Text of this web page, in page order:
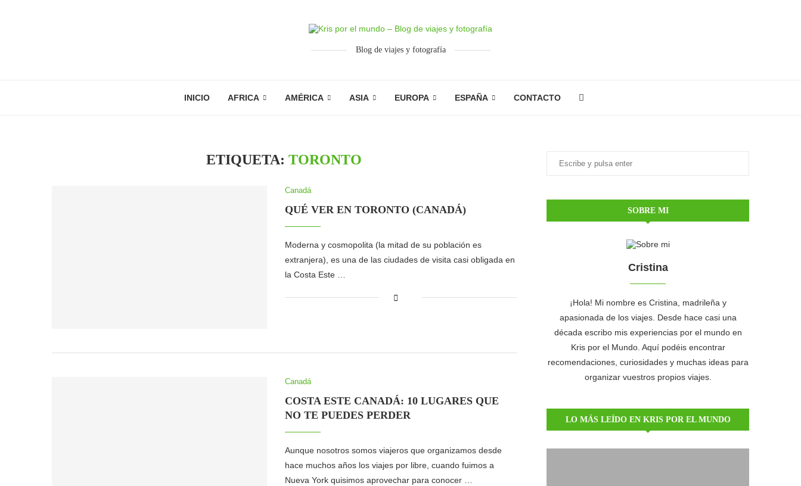
Blog de viajes y fotografía
INICIO AFRICA AMÉRICA ASIA EUROPA ESPAÑA CONTACTO
ETIQUETA:TORONTO
Canadá
QUÉ VER EN TORONTO (CANADÁ)
Moderna y cosmopolita (la mitad de su población es
extranjera), es una de las ciudades de visita casi obligada en
la Costa Este …
Canadá
COSTA ESTE CANADÁ: 10 LUGARES QUE
NO TE PUEDES PERDER
Aunque nosotros somos viajeros que organizamos desde
hace muchos años los viajes por libre, cuando fuimos a
Nueva York quisimos aprovechar para conocer …
SOBRE MI
Cristina
¡Hola! Mi nombre es Cristina, madrileña y
apasionada de los viajes. Desde hace casi una
década escribo mis experiencias por el mundo en
Kris por el Mundo. Aquí podéis encontrar
recomendaciones, curiosidades y muchas ideas para
organizar vuestros propios viajes.
LO MÁS LEÍDO EN KRIS POR EL MUNDO